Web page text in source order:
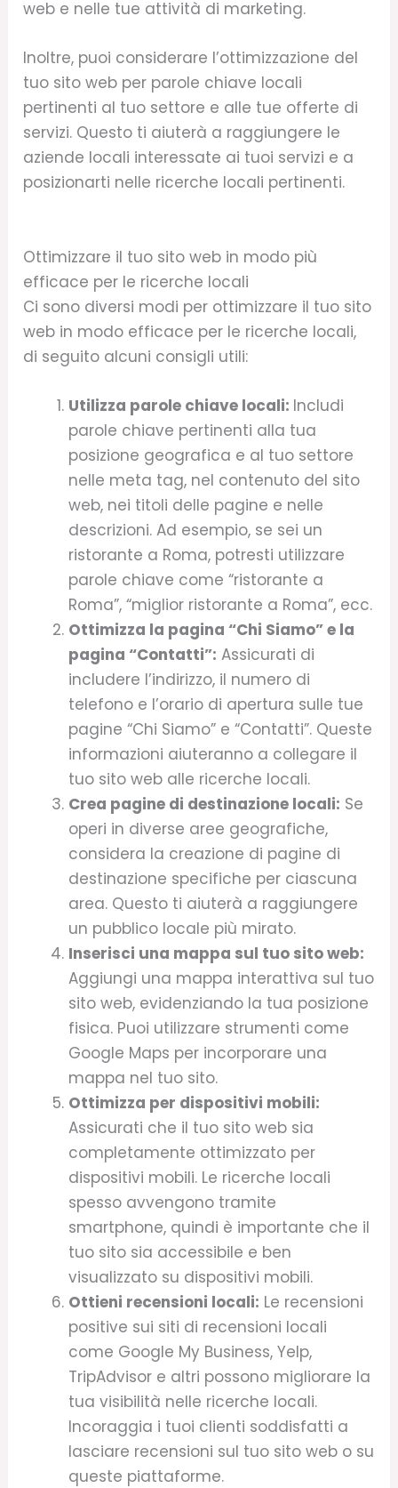
web e nelle tue attività di marketing.
Inoltre, puoi considerare l’ottimizzazione del
tuo sito web per parole chiave locali
pertinenti al tuo settore e alle tue offerte di
servizi. Questo ti aiuterà a raggiungere le
aziende locali interessate ai tuoi servizi e a
posizionarti nelle ricerche locali pertinenti.
Ottimizzare il tuo sito web in modo più
efficace per le ricerche locali
Ci sono diversi modi per ottimizzare il tuo sito
web in modo efficace per le ricerche locali,
di seguito alcuni consigli utili:
Utilizza parole chiave locali: Includi
parole chiave pertinenti alla tua
posizione geografica e al tuo settore
nelle meta tag, nel contenuto del sito
web, nei titoli delle pagine e nelle
descrizioni. Ad esempio, se sei un
ristorante a Roma, potresti utilizzare
parole chiave come “ristorante a
Roma”, “miglior ristorante a Roma”, ecc.
Ottimizza la pagina “Chi Siamo” e la
pagina “Contatti”: Assicurati di
includere l’indirizzo, il numero di
telefono e l’orario di apertura sulle tue
pagine “Chi Siamo” e “Contatti”. Queste
informazioni aiuteranno a collegare il
tuo sito web alle ricerche locali.
Crea pagine di destinazione locali: Se
operi in diverse aree geografiche,
considera la creazione di pagine di
destinazione specifiche per ciascuna
area. Questo ti aiuterà a raggiungere
un pubblico locale più mirato.
Inserisci una mappa sul tuo sito web:
Aggiungi una mappa interattiva sul tuo
sito web, evidenziando la tua posizione
fisica. Puoi utilizzare strumenti come
Google Maps per incorporare una
mappa nel tuo sito.
Ottimizza per dispositivi mobili:
Assicurati che il tuo sito web sia
completamente ottimizzato per
dispositivi mobili. Le ricerche locali
spesso avvengono tramite
smartphone, quindi è importante che il
tuo sito sia accessibile e ben
visualizzato su dispositivi mobili.
Ottieni recensioni locali: Le recensioni
positive sui siti di recensioni locali
come Google My Business, Yelp,
TripAdvisor e altri possono migliorare la
tua visibilità nelle ricerche locali.
Incoraggia i tuoi clienti soddisfatti a
lasciare recensioni sul tuo sito web o su
queste piattaforme.